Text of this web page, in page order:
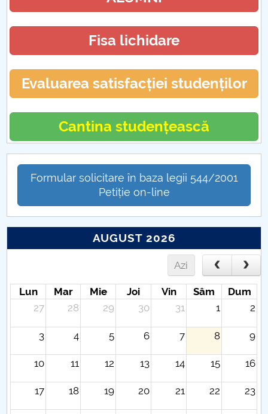
Fisa lichidare
Evaluarea satisfacției studenților
Cantina studențească
Formular solicitare în baza legii 544/2001
Petiție on-line
AUGUST 2026
Azi
Lun Mar Mie Joi Vin Sâm
Dum
27
28 29 30 31 1 2
3 4 5 6 7 8 9
10 11 12 13 14 15 16
17 18 19 20 21 22 23